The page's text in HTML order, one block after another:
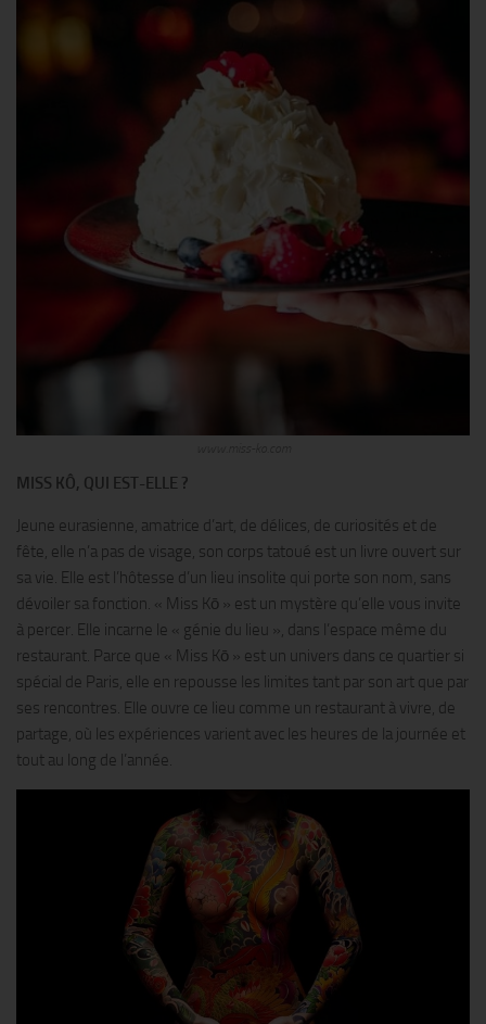
MISS KÔ, QUI EST-ELLE ?
Jeune eurasienne, amatrice d’art, de délices, de curiosités et de
fête, elle n’a pas de visage, son corps tatoué est un livre ouvert sur
sa vie. Elle est l’hôtesse d’un lieu insolite qui porte son nom, sans
dévoiler sa fonction. « Miss Kō » est un mystère qu’elle vous invite
à percer. Elle incarne le « génie du lieu », dans l’espace même du
restaurant. Parce que « Miss Kō » est un univers dans ce quartier si
spécial de Paris, elle en repousse les limites tant par son art que par
ses rencontres. Elle ouvre ce lieu comme un restaurant à vivre, de
partage, où les expériences varient avec les heures de la journée et
tout au long de l’année.